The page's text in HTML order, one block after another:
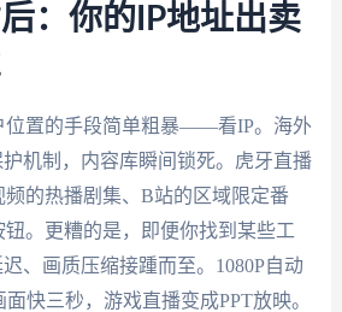
：你的IP地址出卖
位置的手段简单粗暴——看IP。海外
机制，内容库瞬间锁死。虎牙直播
的热播剧集、B站的区域限定番
。更糟的是，即便你找到某些工
、画质压缩接踵而至。1080P自动
面快三秒，游戏直播变成PPT放映。